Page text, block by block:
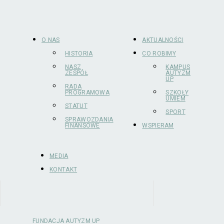
O NAS
HISTORIA
NASZ
ZESPÓŁ
RADA
PROGRAMOWA
STATUT
SPRAWOZDANIA
FINANSOWE
AKTUALNOŚCI
CO ROBIMY
KAMPUS
AUTYZM
UP
SZKOŁY
UMIEM
SPORT
WSPIERAM
MEDIA
KONTAKT
FUNDACJA AUTYZM UP